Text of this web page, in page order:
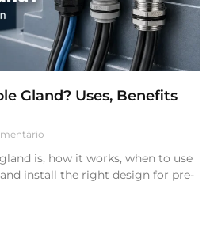
Gland? Uses, Benefits
is, how it works, when to use
install the right design for pre-